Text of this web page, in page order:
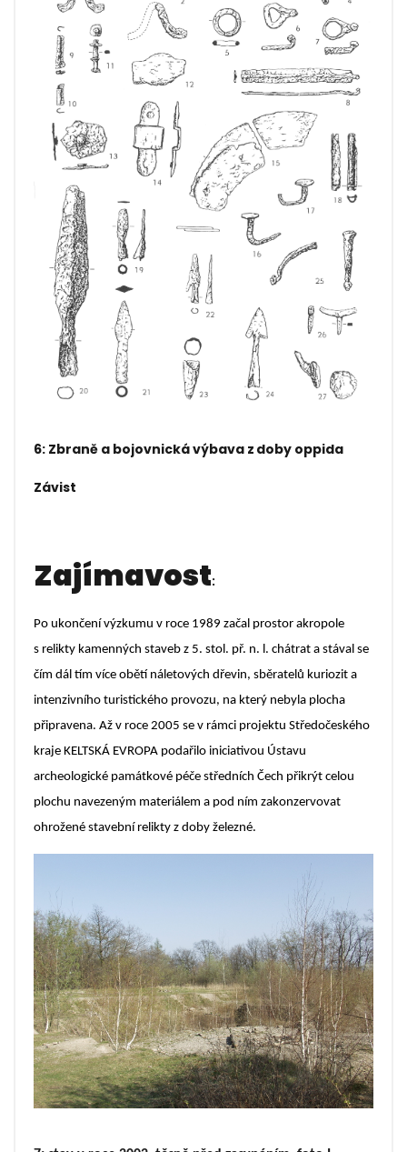
6: Zbraně a bojovnická výbava z doby oppida
Závist
Zajímavost:
Po ukončení výzkumu v roce 1989 začal prostor akropole
s relikty kamenných staveb z 5. stol. př. n. l. chátrat a stával se
čím dál tím více obětí náletových dřevin, sběratelů kuriozit a
intenzivního turistického provozu, na který nebyla plocha
připravena. Až v roce 2005 se v rámci projektu Středočeského
kraje KELTSKÁ EVROPA podařilo iniciativou Ústavu
archeologické památkové péče středních Čech přikrýt celou
plochu navezeným materiálem a pod ním zakonzervovat
ohrožené stavební relikty z doby železné.